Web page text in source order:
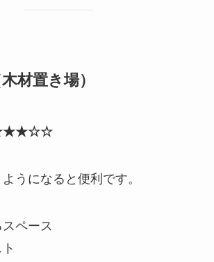
材置き場）
★★★☆☆
うになると便利です。
ペース